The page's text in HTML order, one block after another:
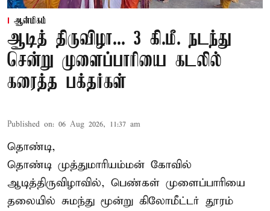
ஆன்மிகம்
ஆடித் திருவிழா... 3 கி.மீ. நடந்து
சென்று முளைப்பாரியை கடலில்
கரைத்த பக்தர்கள்
Published on: 06 Aug 2026, 11:37 am
தொண்டி,
தொண்டி முத்துமாரியம்மன் கோவில்
ஆடித்திருவிழாவில், பெண்கள் முளைப்பாரியை
தலையில் சுமந்து மூன்று கிலோமீட்டர் தூரம்